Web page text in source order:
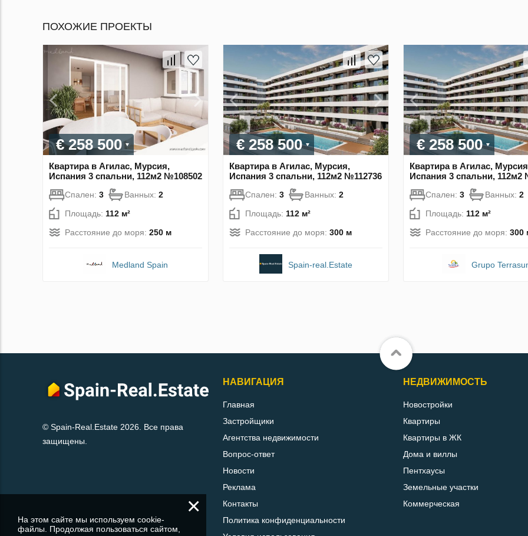
ПОХОЖИЕ ПРОЕКТЫ
€ 258 500
Квартира в Агилас, Мурсия,
Испания 3 спальни, 112м2 №108502
Спален: 3 Ванных: 2
Площадь: 112 м²
Расстояние до моря: 250 м
Medland Spain
€ 258 500
Квартира в Агилас, Мурсия,
Испания 3 спальни, 112м2 №112736
Спален: 3 Ванных: 2
Площадь: 112 м²
Расстояние до моря: 300 м
Spain-real.Estate
€ 258 500
Квартира в Агилас,
Испания 3 спальни, 112м2
Спален: 3 Ванных: 2
Площадь: 112 м²
Расстояние до моря: 300
Grupo
© Spain-Real.Estate 2026. Все права
защищены.
НАВИГАЦИЯ
Главная
Застройщики
Агентства недвижимости
Вопрос-ответ
Новости
Реклама
Контакты
Политика конфиденциальности
НЕДВИЖИМОСТЬ
Новостройки
Квартиры
Квартиры в ЖК
Дома и виллы
Пентхаусы
Земельные участки
Коммерческая
×
На этом сайте мы используем cookie-
файлы. Продолжая пользоваться сайтом,